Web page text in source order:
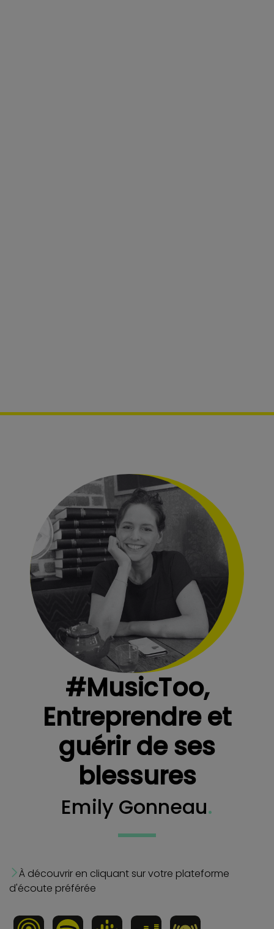
#MusicToo,
Entreprendre et
guérir de ses
blessures
Emily Gonneau.
À découvrir en cliquant sur votre plateforme
d'écoute préférée